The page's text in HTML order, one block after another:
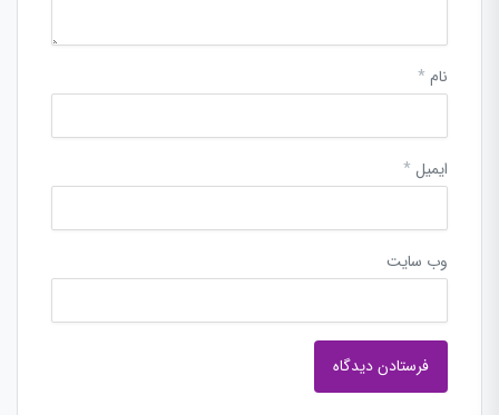
نام *
ایمیل *
وب‌ سایت